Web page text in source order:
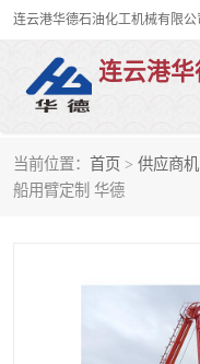
当前位置： 首页 > 供应商机
船用臂定制 华德
陆用流体装卸臂